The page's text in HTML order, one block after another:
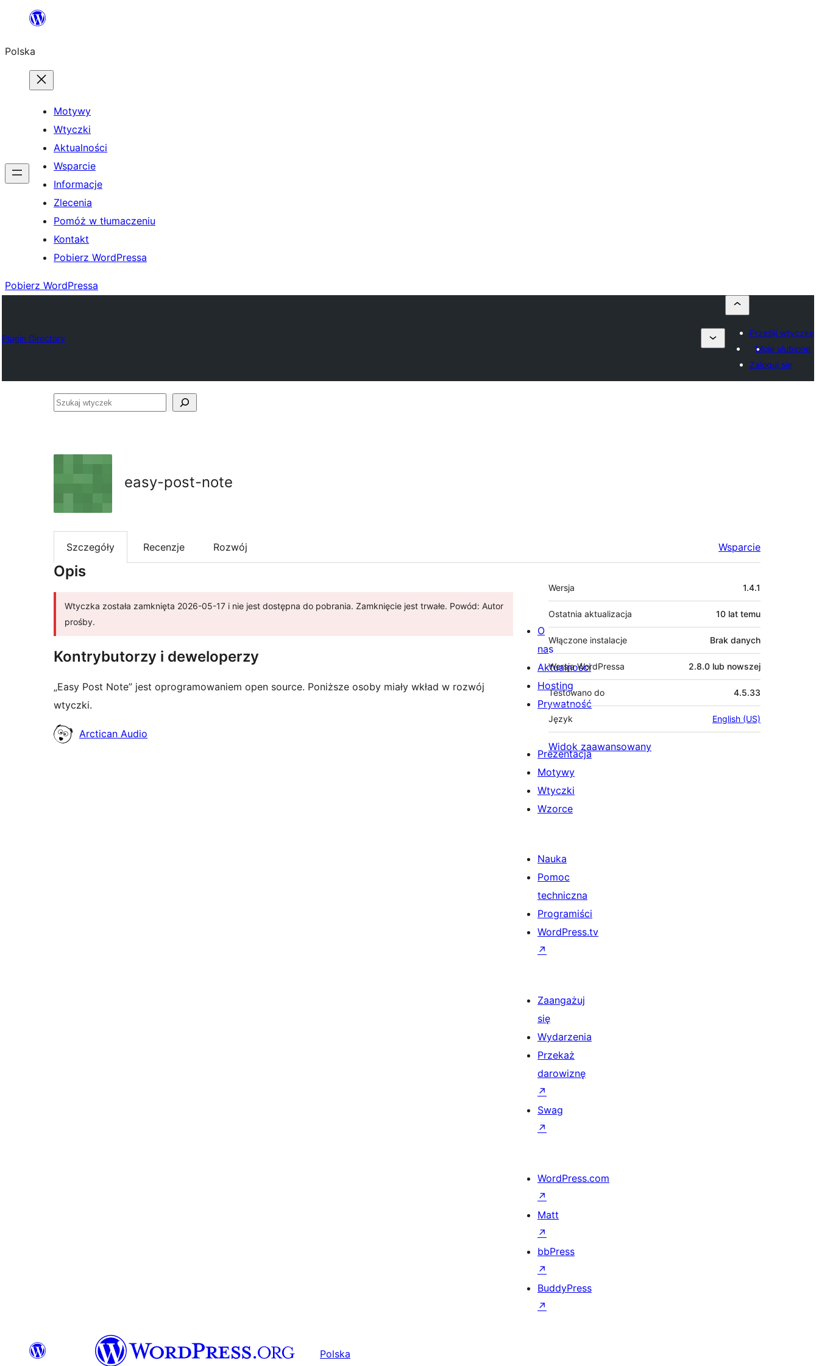
Przejdź
treści
Polska
Motywy
Wtyczki
Aktualności
Wsparcie
Informacje
Zlecenia
Pomóż w tłumaczeniu
Kontakt
Pobierz WordPressa
Pobierz WordPressa
Plugin Directory
Prześlij wtyczkę
Moje ulubione
Zaloguj się
Szukaj
easy-post-note
Szczegóły Recenzje Rozwój Wsparcie
Opis
Wtyczka została zamknięta 2026-05-17 i nie jest dostępna do pobrania. Zamknięcie jest trwałe. Powód: Autor
prośby.
Kontrybutorzy i deweloperzy
„Easy Post Note” jest oprogramowaniem open source. Poniższe osoby miały wkład w rozwój
wtyczki.
Zaangażowani
Arctican Audio
Meta
Wersja 1.4.1
Ostatnia aktualizacja 10 lat temu
Włączone instalacje Brak danych
Wersja WordPressa 2.8.0 lub nowszej
Testowano do 4.5.33
Język English (US)
Widok zaawansowany
O
nas
Aktualności
Hosting
Prywatność
Prezentacja
Motywy
Wtyczki
Wzorce
Nauka
Pomoc
techniczna
Programiści
WordPress.tv
↗
Zaangażuj
się
Wydarzenia
Przekaż
darowiznę
↗
Swag
↗
WordPress.com
↗
Matt
↗
bbPress
↗
BuddyPress
↗
Polska